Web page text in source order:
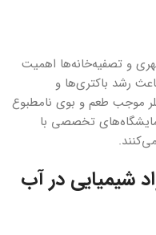
و تصفیه‌خانه‌ها اهمیت
رشد باکتری‌ها و
موجب طعم و بوی نامطبوع
تخصصی با
شیمیایی در آب